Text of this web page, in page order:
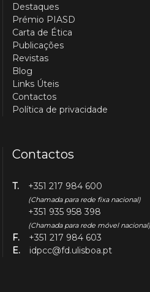
Destaques
Prémio PIASD
Carta de Ética
Publicações
Revistas
Blog
Links Úteis
Contactos
Política de privacidade
Contactos
T. +351 217 984 600
(Chamada para rede fixa nacional)
+351 935 958 398
(Chamada para rede móvel nacional)
F.
+351 217 984 603
E.
idpcc@fd.ulisboa.pt